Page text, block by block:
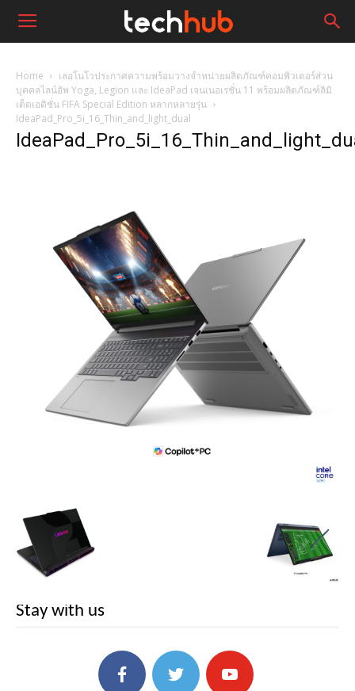
Home
เลอโนโวประกาศความพร้อมวางจำหน่ายผลิตภัณฑ์คอมพิวเตอร์ส่วน
บุคคลไลน์อัพ Yoga, Legion และ IdeaPad เจนเนอเรชั่น 11 พร้อมผลิตภัณฑ์ลิมิ
เต็ดเอดิชั่น FIFA Special Edition หลากหลายรุ่น
IdeaPad_Pro_5i_16_Thin_and_light_dual
Stay with us